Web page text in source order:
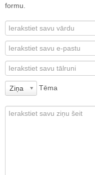
formu.
Ziņa Tēma